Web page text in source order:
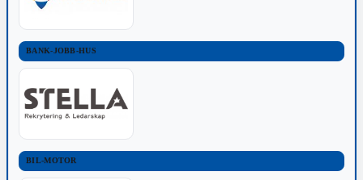
BANK-JOBB-HUS
BIL-MOTOR